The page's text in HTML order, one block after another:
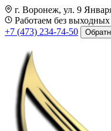
г. Воронеж, ул. 9
Работаем без выходных
+7 (473) 234-74-50